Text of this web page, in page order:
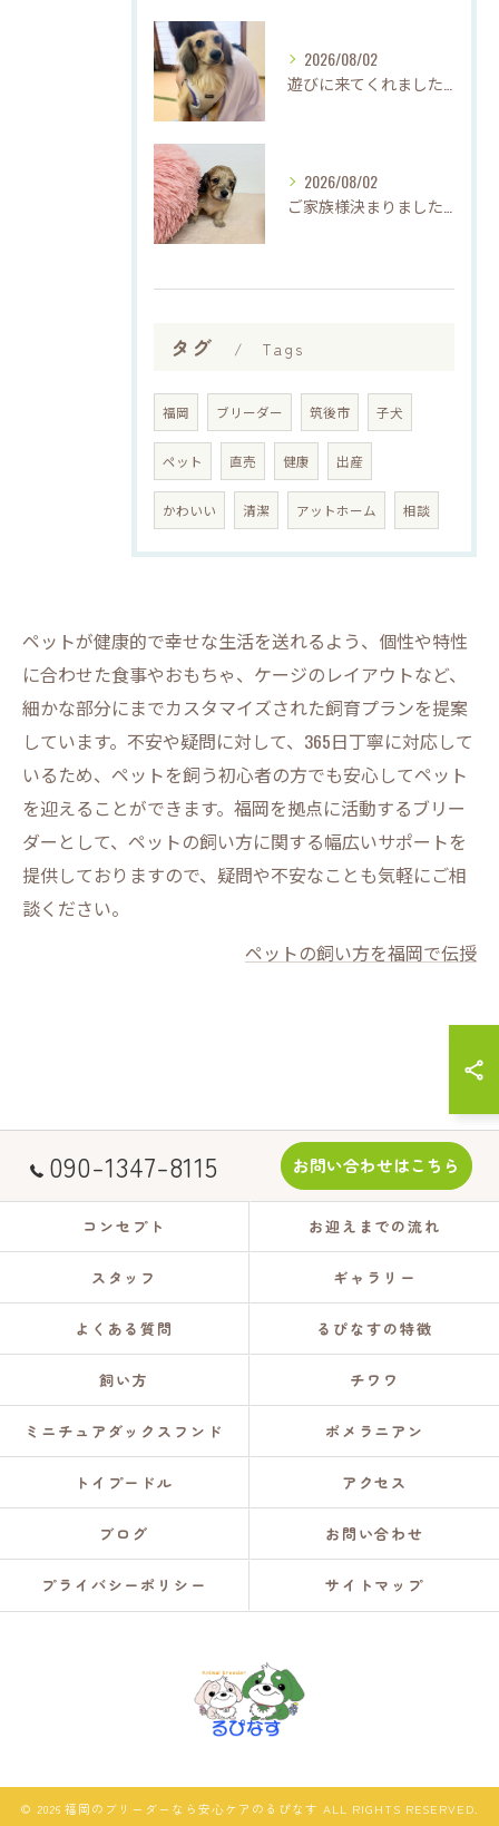
2026/08/02
2026/08/02
タグ Tags
福岡 ブリーダー 筑後市 子犬
ペット 直売 健康 出産
かわいい 清潔 アットホーム 相談
ペットが健康的で幸せな生活を送れるよう、個性や特性
に合わせた食事やおもちゃ、ケージのレイアウトなど、
細かな部分にまでカスタマイズされた飼育プランを提案
しています。不安や疑問に対して、365日丁寧に対応して
いるため、ペットを飼う初心者の方でも安心してペット
を迎えることができます。福岡を拠点に活動するブリー
ダーとして、ペットの飼い方に関する幅広いサポートを
提供しておりますので、疑問や不安なことも気軽にご相
談ください。
ペットの飼い方を福岡で伝授
090-1347-8115 お問い合わせはこちら
コンセプト お迎えまでの流れ
スタッフ ギャラリー
よくある質問 るぴなすの特徴
飼い方 チワワ
ミニチュアダックスフンド ポメラニアン
トイプードル アクセス
ブログ お問い合わせ
プライバシーポリシー サイトマップ
© 2026 福岡のブリーダーなら安心ケアのるぴなす ALL RIGHTS RESERVED.